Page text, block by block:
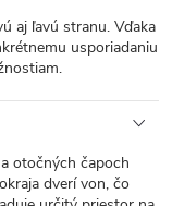
aj ľavú stranu. Vďaka
usporiadaniu
otočných čapoch
dverí von, čo